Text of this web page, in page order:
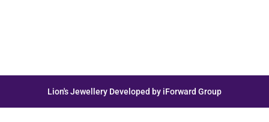
Lion's Jewellery Developed by iForward Group